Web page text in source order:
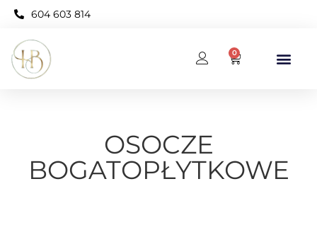
604 603 814
0
OSOCZE
BOGATOPŁYTKOWE